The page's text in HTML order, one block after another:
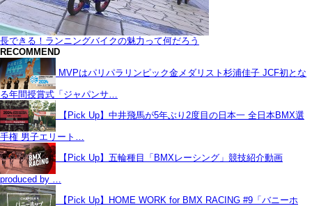
長できる！ランニングバイクの魅力って何だろう
RECOMMEND
MVPはパリパラリンピック金メダリスト杉浦佳子 JCF初とな
る年間授賞式「ジャパンサ…
【Pick Up】中井飛馬が5年ぶり2度目の日本一 全日本BMX選
手権 男子エリート…
【Pick Up】五輪種目「BMXレーシング」競技紹介動画
produced by …
【Pick Up】HOME WORK for BMX RACING #9「バニーホ